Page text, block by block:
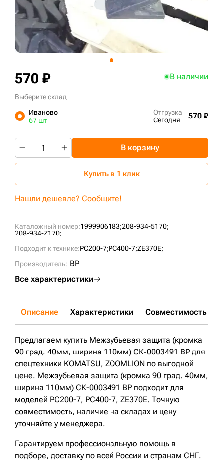
Каталожный номер:1999906183;208-934-5170;
208-934-Z170;
Подходит к технике:PC200-7;PC400-7;ZE370E;
Производитель: BP
Все характеристики
570 ₽ В наличии
Выберите склад
Иваново
67 шт
Отгрузка
Сегодня
570 ₽
В корзину
Купить в 1 клик
Нашли дешевле? Сообщите!
Описание Характеристики Совместимость
Предлагаем купить Межзубьевая защита (кромка
90 град. 40мм, ширина 110мм) СК-0003491 BP для
спецтехники KOMATSU, ZOOMLION по выгодной
цене. Межзубьевая защита (кромка 90 град. 40мм,
ширина 110мм) СК-0003491 BP подходит для
моделей PC200-7, PC400-7, ZE370E. Точную
совместимость, наличие на складах и цену
уточняйте у менеджера.
Гарантируем профессиональную помощь в
подборе, доставку по всей России и странам СНГ.